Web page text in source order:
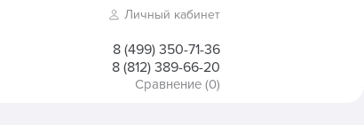
Личный кабинет
8 (499) 350-71-36
8 (812) 389-66-20
Сравнение (0)